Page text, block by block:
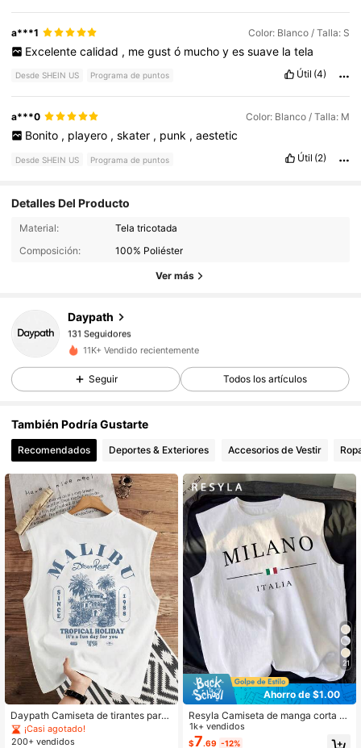
a***1 Color: Blanco / Talla: S
Excelente calidad , me gust ó mucho y es suave la tela
Desde SHEIN US Programa de puntos Útil (4)
a***0 Color: Blanco / Talla: M
Bonito , playero , skater , punk , aestetic
Desde SHEIN US Programa de puntos Útil (2)
Detalles Del Producto
Material:
Tela tricotada
Composición:
100% Poliéster
Ver más
Daypath
131 Seguidores
131 Seguidores
1***2pagó
131 Seguidores
131 Seguidores
131 Seguidores
131 Seguidores
131 Seguidores
131 Seguidores
11K+ Vendido recientemente
Seguir Todos los artículos
También Podría Gustarte
Recomendados Deportes & Exteriores Accesorios de Vestir
Daypath Camiseta de tirantes para
hombre White Label con estampado
Malibu Dream Resort, adecuada par
¡Casi agotado!
200+ vendidos
21
Ahorro de $1.00
Resyla Camiseta de manga corta c
on estampado de letras de verano i
nformal para hombres
1k+ vendidos
$7.69 -12%